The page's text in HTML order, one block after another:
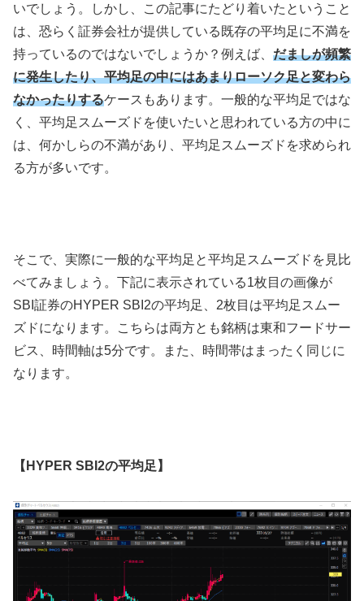
いでしょう。しかし、この記事にたどり着いたということ
は、恐らく証券会社が提供している既存の平均足に不満を
持っているのではないでしょうか？例えば、 だましが頻繁
に発生したり、平均足の中にはあまりローソク足と変わら
なかったりするケースもあります。一般的な平均足ではな
く、平均足スムーズドを使いたいと思われている方の中に
は、何かしらの不満があり、平均足スムーズドを求められ
る方が多いです。
そこで、実際に一般的な平均足と平均足スムーズドを見比
べてみましょう。下記に表示されている1枚目の画像が
SBI 証券のHYPER SBI2の平均足、 2枚目は平均足スムー
ズドになります。こちらは両方とも銘柄は東和フードサー
ビス、時間軸は5分です。また、時間帯はまったく同じに
なります。
【HYPER SBI2の平均足】